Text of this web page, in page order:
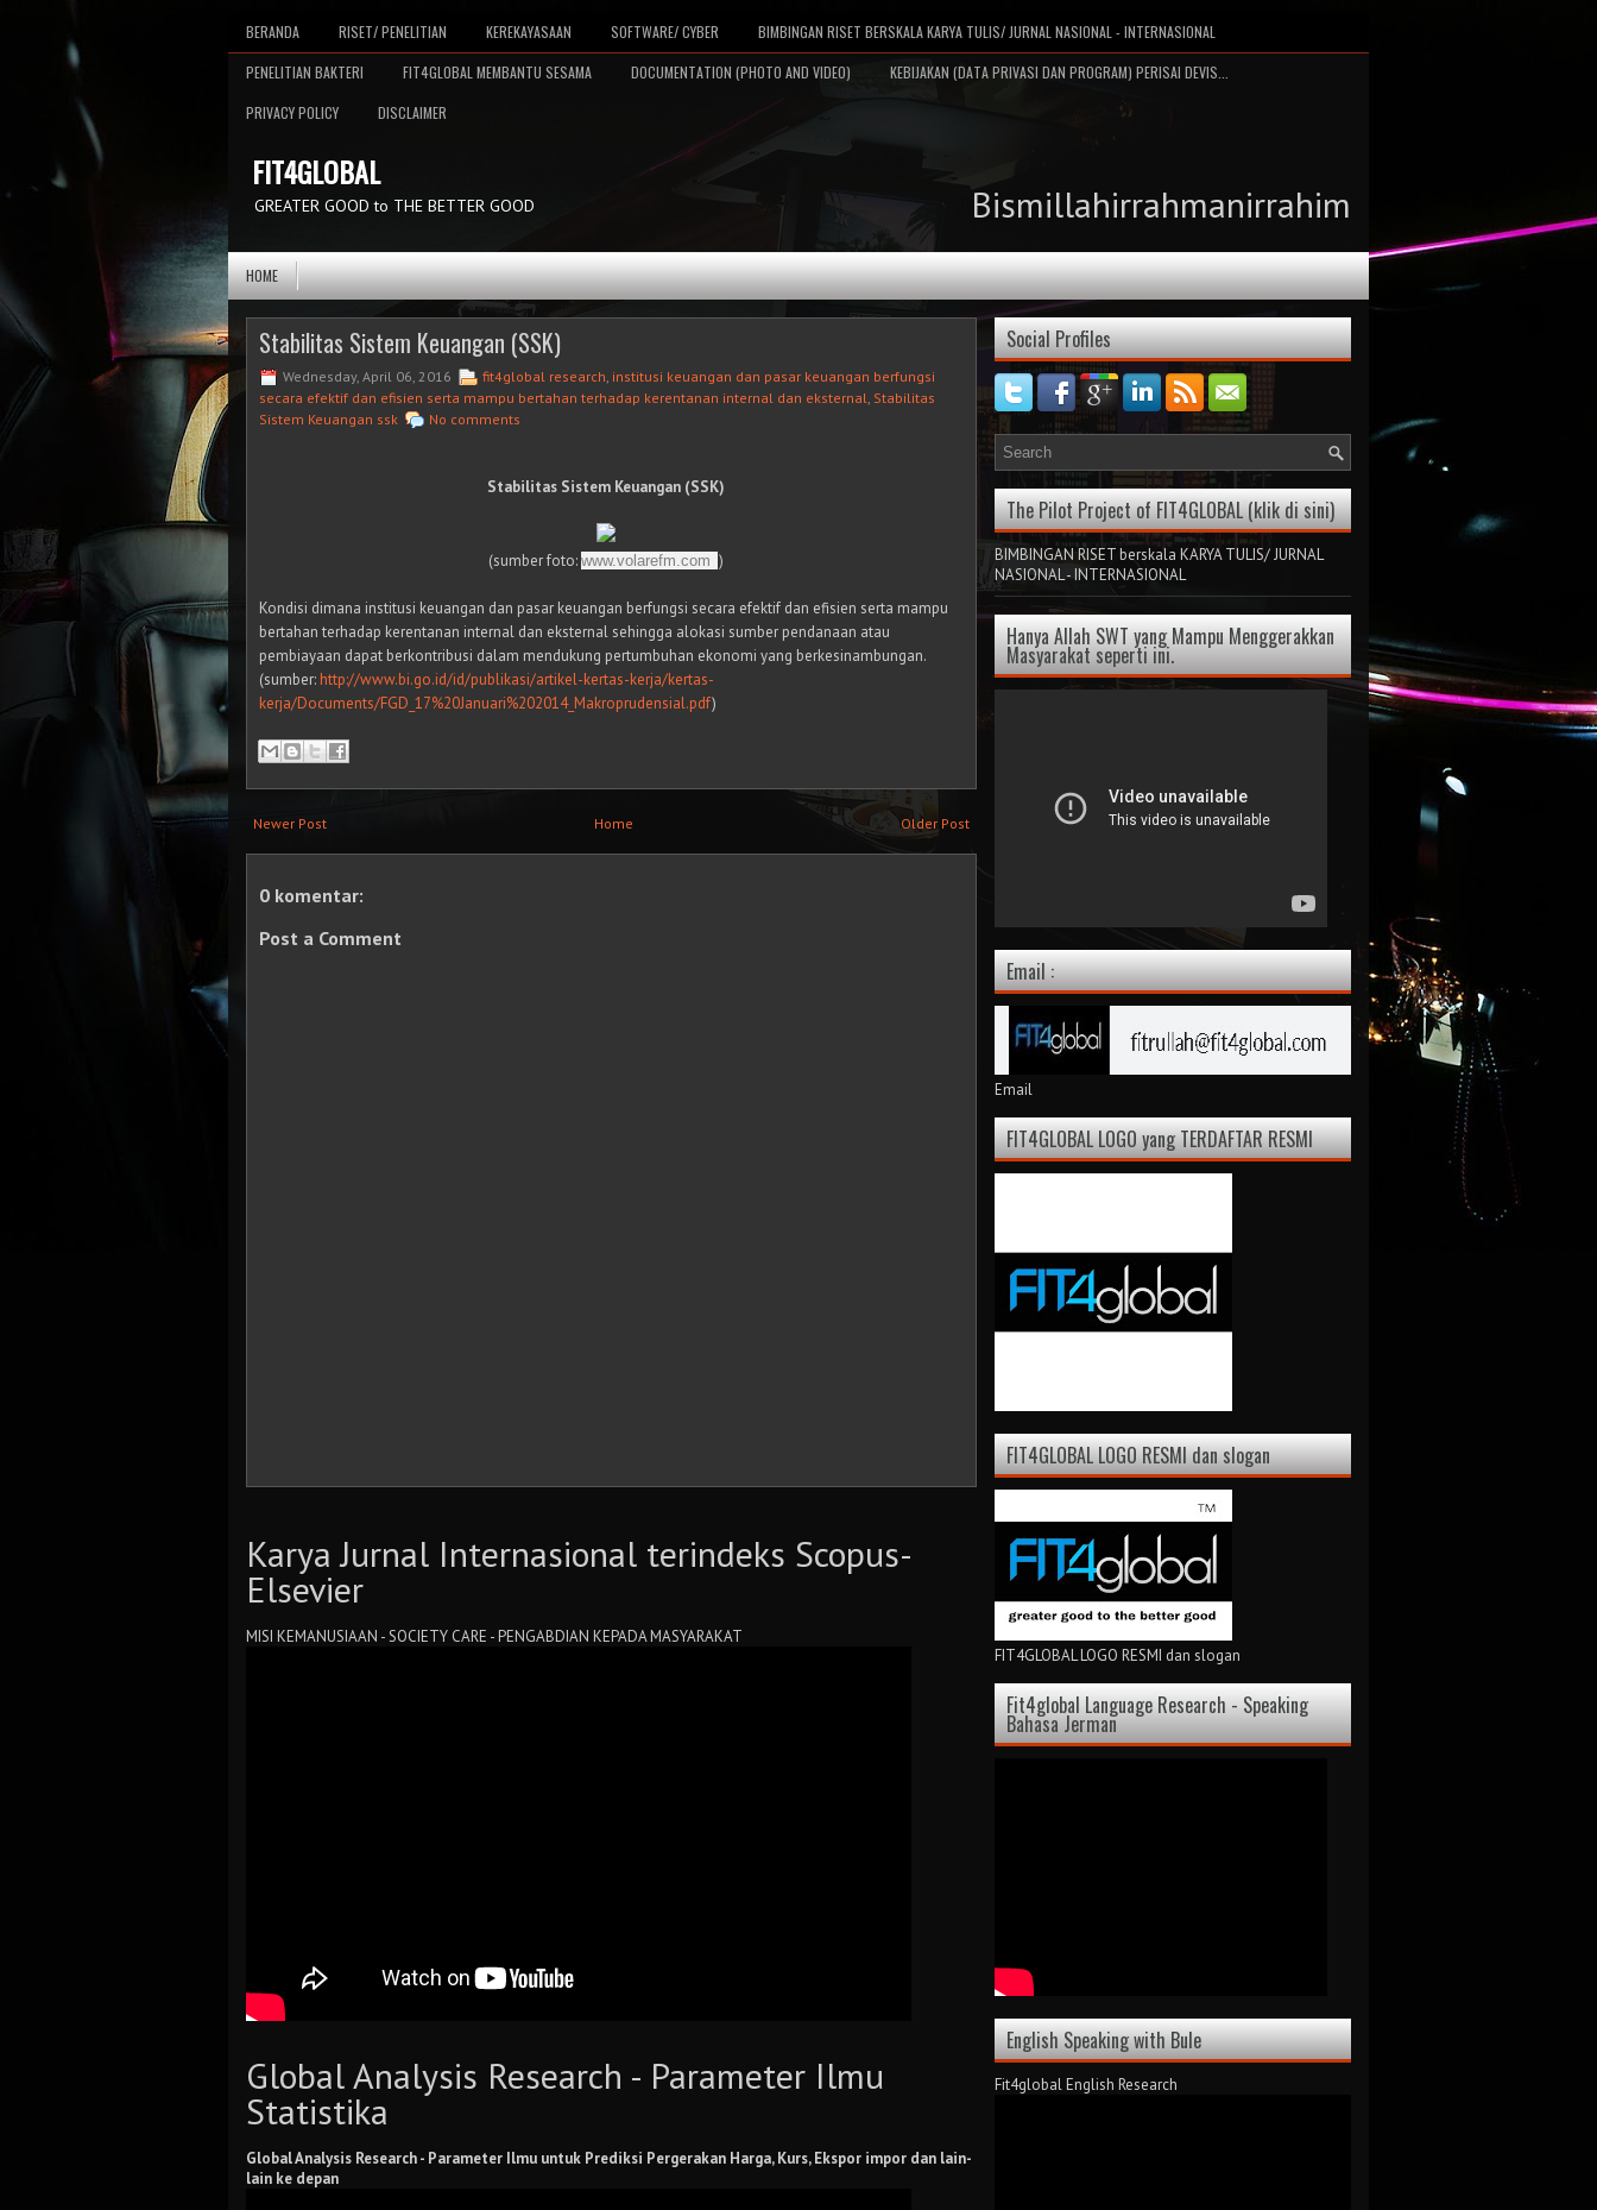
BERANDA RISET/ PENELITIAN KEREKAYASAAN SOFTWARE/ CYBER
BIMBINGAN RISET BERSKALA KARYA TULIS/ JURNAL NASIONAL - INTERNASIONAL
PENELITIAN BAKTERI
FIT4GLOBAL MEMBANTU SESAMA DOCUMENTATION (PHOTO AND VIDEO)
KEBIJAKAN (DATA PRIVASI DAN PROGRAM) PERISAI DEVIS...
PRIVACY POLICY
DISCLAIMER
FIT4GLOBAL
GREATER GOOD to THE BETTER GOOD Bismillahirrahmanirrahim
HOME
Stabilitas Sistem Keuangan (SSK)
Wednesday, April 06, 2016 fit4global research, institusi keuangan dan pasar keuangan berfungsi
secara efektif dan efisien serta mampu bertahan terhadap kerentanan internal dan eksternal, Stabilitas
Sistem Keuangan ssk
No comments
Stabilitas Sistem Keuangan (SSK)
(sumber foto: www.volarefm.com )
Kondisi dimana institusi keuangan dan pasar keuangan berfungsi secara efektif dan efisien serta mampu
bertahan terhadap kerentanan internal dan eksternal sehingga alokasi sumber pendanaan atau
pembiayaan dapat berkontribusi dalam mendukung pertumbuhan ekonomi yang berkesinambungan.
(sumber:http://www.bi.go.id/id/publikasi/artikel-kertas-kerja/kertas-
kerja/Documents/FGD_17%20Januari%202014_Makroprudensial.pdf)
Newer Post Older Post
Home
0 komentar:
Post a Comment
Karya Jurnal Internasional terindeks Scopus-
Elsevier
MISI KEMANUSIAAN - SOCIETY CARE - PENGABDIAN KEPADA MASYARAKAT
Global Analysis Research - Parameter Ilmu
Statistika
Global Analysis Research - Parameter Ilmu untuk Prediksi Pergerakan Harga, Kurs, Ekspor impor dan lain-
lain ke depan
Social Profiles
The Pilot Project of FIT4GLOBAL (klik di sini)
BIMBINGAN RISET berskala KARYA TULIS/ JURNAL
NASIONAL - INTERNASIONAL
Hanya Allah SWT yang Mampu Menggerakkan
Masyarakat seperti ini.
Email :
Email
FIT4GLOBAL LOGO yang TERDAFTAR RESMI
FIT4GLOBAL LOGO RESMI dan slogan
FIT4GLOBAL LOGO RESMI dan slogan
Fit4global Language Research - Speaking
Bahasa Jerman
English Speaking with Bule
Fit4global English Research